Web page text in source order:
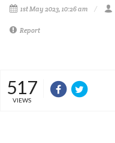
1st May 2023, 10:26 am
Report
517
VIEWS